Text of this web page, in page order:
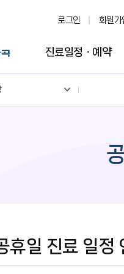
로그인 회원가
진료일정ㆍ예약
일 진료 일정